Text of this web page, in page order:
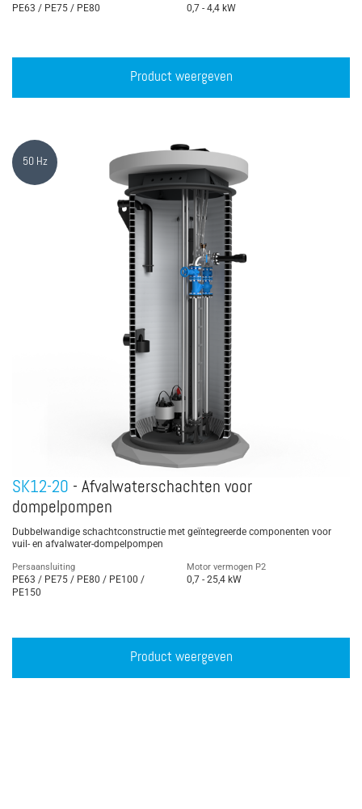
PE63 / PE75 / PE80 0,7 - 4,4 kW
Product weergeven
50 Hz
SK12-20 - Afvalwaterschachten voor
dompelpompen
Dubbelwandige schachtconstructie met geïntegreerde componenten voor
vuil- en afvalwater-dompelpompen
Persaansluiting
PE63 / PE75 / PE80 / PE100 /
PE150
Motor vermogen P2
0,7 - 25,4 kW
Product weergeven